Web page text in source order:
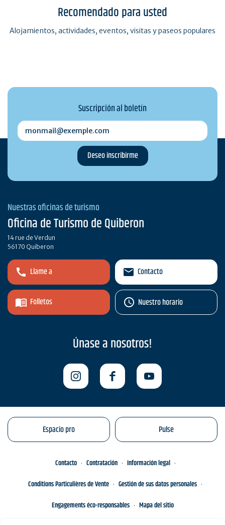
Recomendado para usted
Alojamientos, actividades, eventos, visitas y paseos populares
Suscripción al boletín
monmail@exemple.com
Nuestras oficinas de turismo
Oficina de Turismo de Quiberon
14 rue de Verdun
56170 Quiberon
Llame a
Folletos
Contacto
Nuestro horario
Únase a nosotros!
Espacio pro Pulse
Contacto Contratación
Información legal
Conditions Particulières de Vente
Gestión de sus datos personales
Engagements éco-responsables
Mapa del sitio